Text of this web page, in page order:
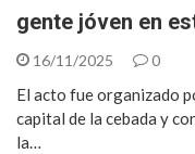
gente jóven en
16/11/2025 0
El acto fue organizado
capital de la cebada y
la…